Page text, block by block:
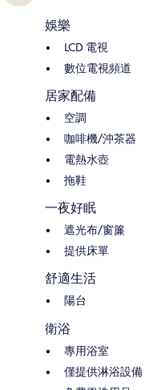
娛樂
LCD 電視
數位電視頻道
居家配備
空調
咖啡機/沖茶器
電熱水壺
拖鞋
一夜好眠
遮光布/窗簾
提供床單
舒適生活
陽台
衛浴
專用浴室
僅提供淋浴設備